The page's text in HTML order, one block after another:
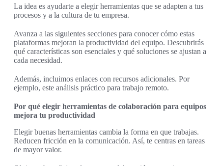
La idea es ayudarte a elegir herramientas que se adapten a tus
procesos y a la cultura de tu empresa.
Avanza a las siguientes secciones para conocer cómo estas
plataformas mejoran la productividad del equipo. Descubrirás
qué características son esenciales y qué soluciones se ajustan a
cada necesidad.
Además, incluimos enlaces con recursos adicionales. Por
ejemplo, este análisis práctico para trabajo remoto.
Por qué elegir herramientas de colaboración para equipos
mejora tu productividad
Elegir buenas herramientas cambia la forma en que trabajas.
Reducen fricción en la comunicación. Así, te centras en tareas
de mayor valor.